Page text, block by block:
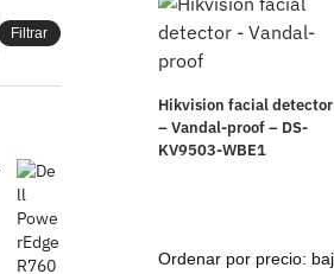
Hikvision facial detector
– Vandal-proof – DS-
KV9503-WBE1
Filtrar